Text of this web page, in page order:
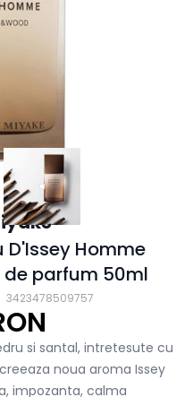
3423478509757
D'Issey Homme
parfum 50ml
si santal, intretesute cu
noua aroma Issey
impozanta, calma